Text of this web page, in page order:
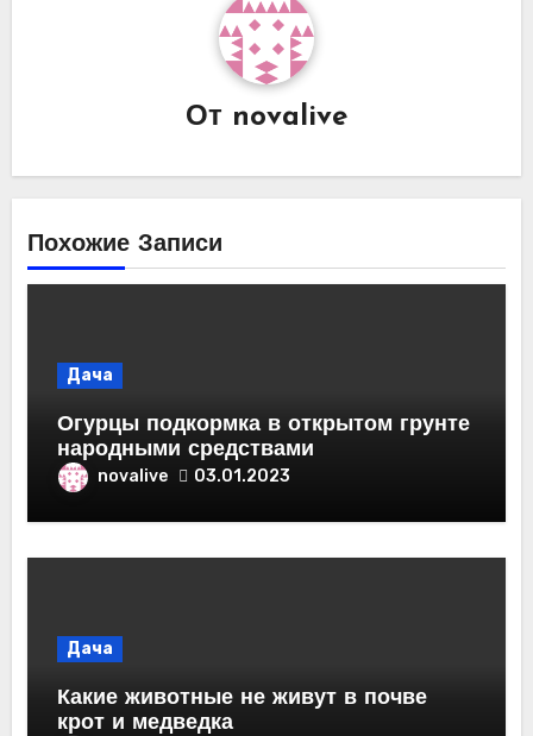
От novalive
Похожие Записи
Дача
Огурцы подкормка в открытом грунте
народными средствами
novalive 03.01.2023
Дача
Какие животные не живут в почве
крот и медведка